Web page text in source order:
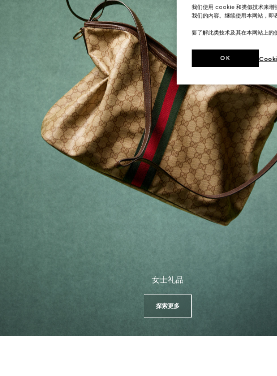
女士礼品
探索更多
我们使用 cookie 和类似技术来增
我们的内容。继续使用本网站，即
要了解此类技术及其在本网站上的
OK